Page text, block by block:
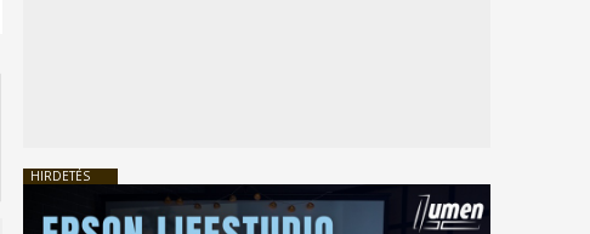
HIRDETÉS